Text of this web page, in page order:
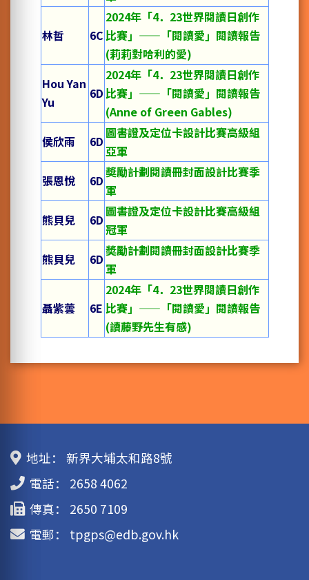
林哲 6C
2024年「4．23世界閱讀日創作
比賽」——「閱讀愛」閱讀報告
(莉莉對哈利的愛)
Hou Yan
Yu
6D
2024年「4．23世界閱讀日創作
比賽」——「閱讀愛」閱讀報告
(Anne of Green Gables)
侯欣雨
6D
圖書證及定位卡設計比賽高級組
亞軍
張恩悅
6D
奬勵計劃閱讀冊封面設計比賽季
軍
熊貝兒
6D
圖書證及定位卡設計比賽高級組
冠軍
熊貝兒
6D
奬勵計劃閱讀冊封面設計比賽季
軍
聶紫蕓 6E
2024年「4．23世界閱讀日創作
比賽」——「閱讀愛」閱讀報告
(讀藤野先生有感)
地址：
新界大埔太和路8號
電話：
2658 4062
傳真：
2650 7109
電郵：
tpgps@edb.gov.hk